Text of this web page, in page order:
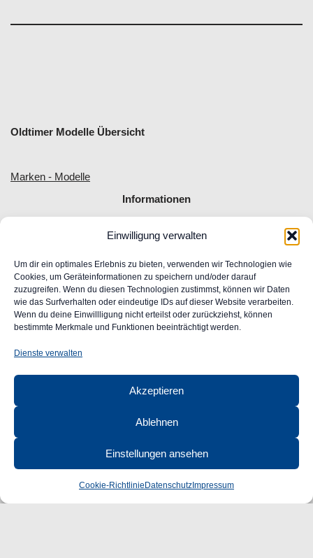
Einwilligung verwalten
Um dir ein optimales Erlebnis zu bieten, verwenden wir Technologien wie
Cookies, um Geräteinformationen zu speichern und/oder darauf
zuzugreifen. Wenn du diesen Technologien zustimmst, können wir Daten
wie das Surfverhalten oder eindeutige IDs auf dieser Website verarbeiten.
Wenn du deine Einwillligung nicht erteilst oder zurückziehst, können
bestimmte Merkmale und Funktionen beeinträchtigt werden.
Dienste verwalten
Akzeptieren
Ablehnen
Einstellungen ansehen
Cookie-Richtlinie Datenschutz Impressum
Oldtimer Modelle Übersicht
Marken - Modelle
Informationen
Allgemeine Geschäftsbedingungen
Impressum
Widerrufsrecht
Datenschutz
FAQ
Unser Engagement für Barrierefreiheit im Web
Ansprechpartner
CLASSIC AUTOGLAS
Robert-Bunsen-Str. 1
Öffnungszeiten:
Mo–Do 09:00–16:00 Uhr